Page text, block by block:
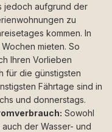
jedoch aufgrund der
zu
kommen. In
mieten. So
Ihren Vorlieben
für die günstigsten
Fährtage sind in
und donnerstags.
Sowohl
der Wasser- und